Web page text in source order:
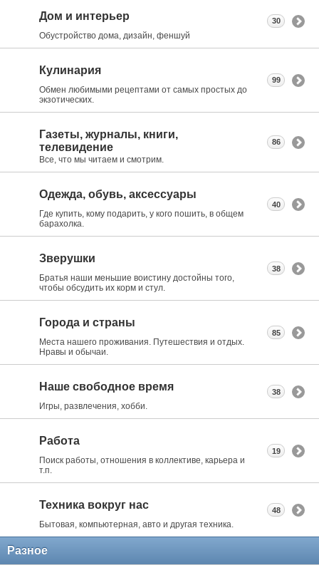
Дом и интерьер
Обустройство дома, дизайн, феншуй
30
Кулинария
Обмен любимыми рецептами от самых простых до
экзотических.
99
Газеты, журналы, книги,
телевидение
Все, что мы читаем и смотрим.
86
Одежда, обувь, аксессуары
Где купить, кому подарить, у кого пошить, в общем
барахолка.
40
Зверушки
Братья наши меньшие воистину достойны того,
чтобы обсудить их корм и стул.
38
Города и страны
Места нашего проживания. Путешествия и отдых.
Нравы и обычаи.
85
Наше свободное время
Игры, развлечения, хобби.
38
Работа
Поиск работы, отношения в коллективе, карьера и
т.п.
19
Техника вокруг нас
Бытовая, компьютерная, авто и другая техника.
48
Разное